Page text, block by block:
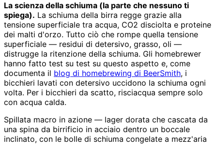
La scienza della schiuma (la parte che nessuno ti
spiega). La schiuma della birra regge grazie alla
tensione superficiale tra acqua, CO2 disciolta e proteine
dei malti d'orzo. Tutto ciò che rompe quella tensione
superficiale — residui di detersivo, grasso, oli —
distrugge la ritenzione della schiuma. Gli homebrewer
hanno fatto test su test su questo aspetto e, come
documenta il blog di homebrewing di BeerSmith, i
bicchieri lavati con detersivo uccidono la schiuma ogni
volta. Per i bicchieri da scatto, risciacqua sempre solo
con acqua calda.
Spillata macro in azione — lager dorata che cascata da
una spina da birrificio in acciaio dentro un boccale
inclinato, con le bolle di schiuma congelate a mezz'aria